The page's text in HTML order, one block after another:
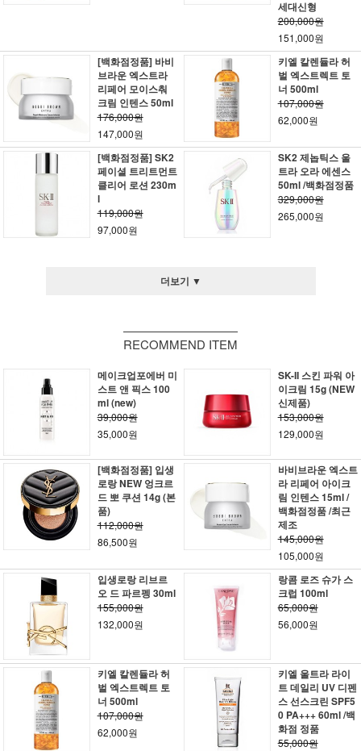
세대신형
200,000원
151,000원
[백화점정품] 바비
브라운 엑스트라
리페어 모이스춰
크림 인텐스 50ml
176,000원
147,000원
키엘 칼렌듈라 허
벌 엑스트렉트 토
너 500ml
107,000원
62,000원
[백화점정품] SK2
페이셜 트리트먼트
클리어 로션 230m
l
119,000원
97,000원
SK2 제놉틱스 울
트라 오라 에센스
50ml /백화점정품
329,000원
265,000원
더보기 ▼
RECOMMEND ITEM
메이크업포에버 미
스트 앤 픽스 100
ml (new)
39,000원
35,000원
SK-II 스킨 파워 아
이크림 15g (NEW
신제품)
153,000원
129,000원
[백화점정품] 입생
로랑 NEW 엉크르
드 뽀 쿠션 14g (본
품)
112,000원
86,500원
바비브라운 엑스트
라 리페어 아이크
림 인텐스 15ml /
백화점정품 /최근
제조
145,000원
105,000원
입생로랑 리브르
오 드 파르펭 30ml
155,000원
132,000원
랑콤 로즈 슈가 스
크럽 100ml
65,000원
56,000원
키엘 칼렌듈라 허
벌 엑스트렉트 토
너 500ml
107,000원
62,000원
키엘 울트라 라이
트 데일리 UV 디펜
스 선스크린 SPF5
0 PA+++ 60ml /백
화점 정품
55,000원